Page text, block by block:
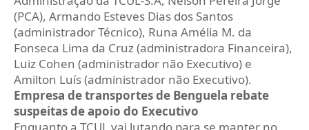
(PCA), Armando Esteves Dias dos Santos
(administrador Técnico), Runa Amélia M. da
Fonseca Lima da Cruz (administradora Financeira),
Luiz Cohen (administrador não Executivo) e
Amilton Luís (administrador não Executivo).
Empresa de transportes de Benguela rebate
suspeitas de apoio do Executivo